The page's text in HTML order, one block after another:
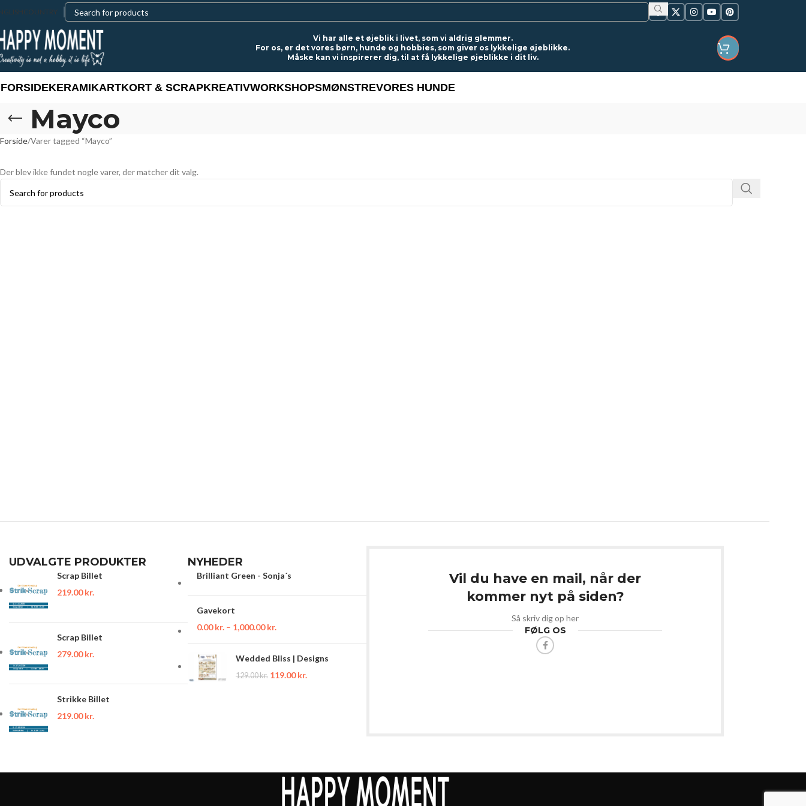
COUNTRY
Vi har alle et øjeblik i livet, som vi aldrig glemmer.
For os, er det vores børn, hunde og hobbies, som giver os lykkelige øjeblikke.
Måske kan vi inspirerer dig, til at få lykkelige øjeblikke i dit liv.
FORSIDEKERAMIKARTKORT & SCRAPKREATIVWORKSHOPSMØNSTREVORES HUNDE
Mayco
Forside Varer tagged “Mayco”
Der blev ikke fundet nogle varer, der matcher dit valg.
UDVALGTE PRODUKTER
Scrap Billet
219.00kr.
Scrap Billet
279.00kr.
Strikke Billet
219.00kr.
NYHEDER
Brilliant Green - Sonja´s
Gavekort
0.00kr. – 1,000.00kr.
Wedded Bliss | Designs
129.00kr. 119.00kr.
Vil du have en mail, når der
kommer nyt på siden?
Så skriv dig op her
FØLG OS